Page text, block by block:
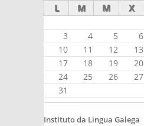
L M M X
3
4 5 6
10
11 12 13
17
18 19 20
24
25 26 27
31
Instituto da Lingua Galega